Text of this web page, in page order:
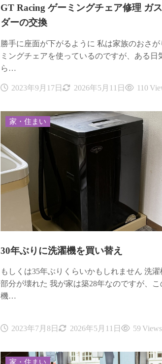
GT Racing ゲーミングチェア修理 ガ
ダーの交換
勝手に座面が下がるように 私は家族のおさが
ミングチェアを使っているのですが、ある日
ら…
2023年9月17日 2026年5月11日 110
30年ぶりに洗濯機を買い替え
もしくは35年ぶりくらいかもしれません 洗濯
部分が壊れた 我が家は築28年なのですが、こ
機…
2023年7月8日 2026年5月11日
家・住まい
59 Views
家・住まい